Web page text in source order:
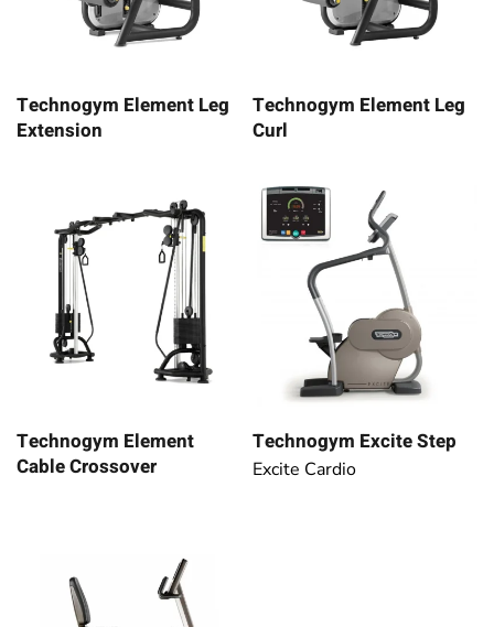
Technogym Element Leg
Extension
Technogym Element Leg
Curl
Technogym Element
Cable Crossover
Technogym Excite Step
Excite Cardio